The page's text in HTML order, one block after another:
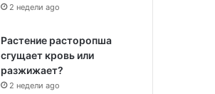
2 недели ago
Растение расторопша
сгущает кровь или
разжижает?
2 недели ago